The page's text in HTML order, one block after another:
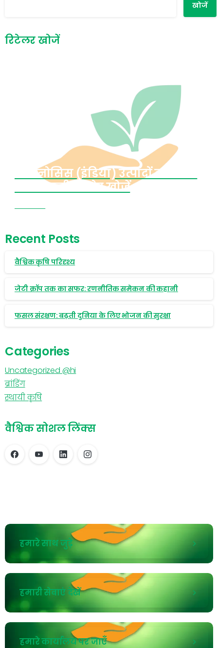
खोजें
रिटेलर खोजें
क्रॉपनोसिस (इंडिया) उत्पादों को बेचने
वाले स्थानीय स्टोर खोजें
Recent Posts
वैश्विक कृषि परिदृश्य
जेटी क्रॉप तक का सफर: रणनीतिक समेकन की कहानी
फसल संरक्षण: बढ़ती दुनिया के लिए भोजन की सुरक्षा
Categories
Uncategorized @hi
ब्रांडिंग
स्थायी कृषि
वैश्विक सोशल लिंक्स
हमारे साथ जुड़े
हमारी सेवाएं देखें
हमारे कार्यालय पर जाएँ